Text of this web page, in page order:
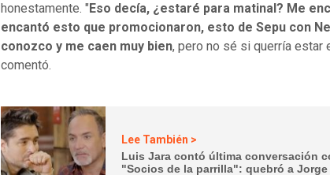
honestamente. " Eso decía, ¿estaré para matinal? Me
encantó esto que promocionaron, esto de Sepu con
conozco y me caen muy bien, pero no sé si querría estar
comentó.
Lee También >
Luis Jara contó última conversación
"Socios de la parrilla": quebró a Jorge